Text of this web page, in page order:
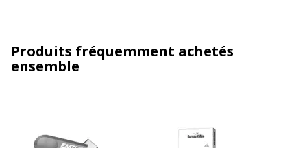
Produits fréquemment achetés
ensemble